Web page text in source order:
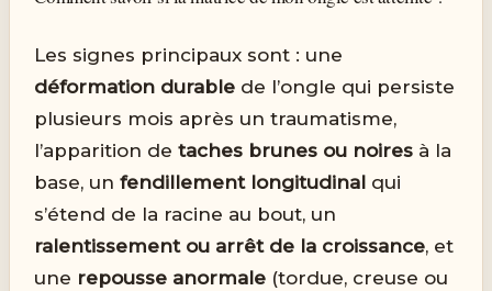
Les signes principaux sont : une
déformation durable de l’ongle qui persiste
plusieurs mois après un traumatisme,
l’apparition detaches brunes ou noires à la
base, unfendillement longitudinal qui
s’étend de la racine au bout, un
ralentissement ou arrêt de la croissance, et
une repousse anormale (tordue, creuse ou